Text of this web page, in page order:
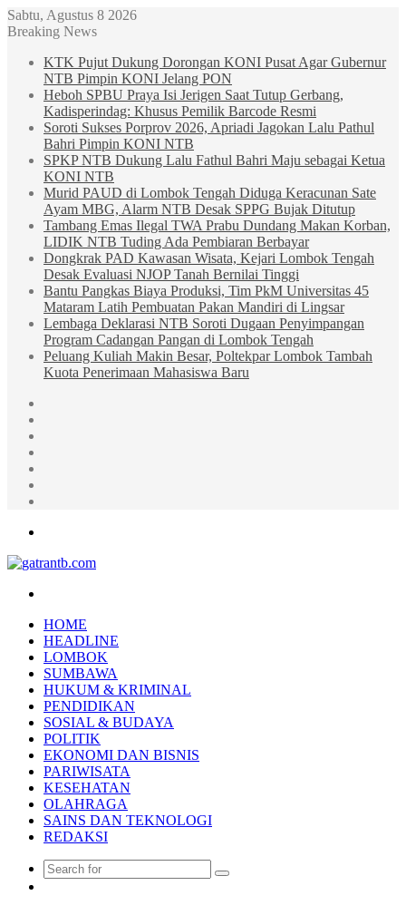
Sabtu, Agustus 8 2026
Breaking News
KTK Pujut Dukung Dorongan KONI Pusat Agar Gubernur
NTB Pimpin KONI Jelang PON
Heboh SPBU Praya Isi Jerigen Saat Tutup Gerbang,
Kadisperindag: Khusus Pemilik Barcode Resmi
Soroti Sukses Porprov 2026, Apriadi Jagokan Lalu Pathul
Bahri Pimpin KONI NTB
SPKP NTB Dukung Lalu Fathul Bahri Maju sebagai Ketua
KONI NTB
Murid PAUD di Lombok Tengah Diduga Keracunan Sate
Ayam MBG, Alarm NTB Desak SPPG Bujak Ditutup
Tambang Emas Ilegal TWA Prabu Dundang Makan Korban,
LIDIK NTB Tuding Ada Pembiaran Berbayar
Dongkrak PAD Kawasan Wisata, Kejari Lombok Tengah
Desak Evaluasi NJOP Tanah Bernilai Tinggi
Bantu Pangkas Biaya Produksi, Tim PkM Universitas 45
Mataram Latih Pembuatan Pakan Mandiri di Lingsar
Lembaga Deklarasi NTB Soroti Dugaan Penyimpangan
Program Cadangan Pangan di Lombok Tengah
Peluang Kuliah Makin Besar, Poltekpar Lombok Tambah
Kuota Penerimaan Mahasiswa Baru
HOME
HEADLINE
LOMBOK
SUMBAWA
HUKUM & KRIMINAL
PENDIDIKAN
SOSIAL & BUDAYA
POLITIK
EKONOMI DAN BISNIS
PARIWISATA
KESEHATAN
OLAHRAGA
SAINS DAN TEKNOLOGI
REDAKSI
Search